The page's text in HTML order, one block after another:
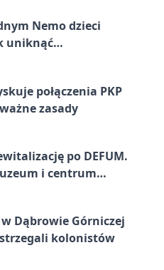
Nemo dzieci
uniknąć
połączenia PKP
zasady
po DEFUM.
i centrum
Dąbrowie Górniczej
kolonistów